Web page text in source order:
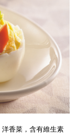
香菜，含有維生素